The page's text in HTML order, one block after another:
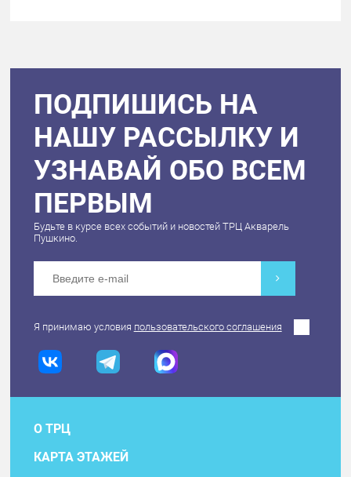
ПОДПИШИСЬ НА
НАШУ РАССЫЛКУ И
УЗНАВАЙ ОБО ВСЕМ
ПЕРВЫМ
Будьте в курсе всех событий и новостей ТРЦ Акварель
Пушкино.
Я принимаю условия пользовательского соглашения
О ТРЦ
КАРТА ЭТАЖЕЙ